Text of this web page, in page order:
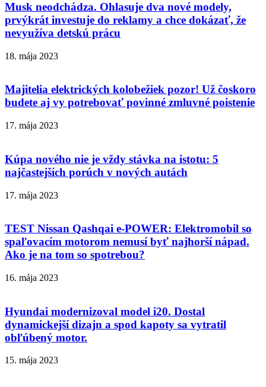
Musk neodchádza. Ohlasuje dva nové modely,
prvýkrát investuje do reklamy a chce dokázať, že
nevyužíva detskú prácu
18. mája 2023
Majitelia elektrických kolobežiek pozor! Už čoskoro
budete aj vy potrebovať povinné zmluvné poistenie
17. mája 2023
Kúpa nového nie je vždy stávka na istotu: 5
najčastejších porúch v nových autách
17. mája 2023
TEST Nissan Qashqai e-POWER: Elektromobil so
spaľovacím motorom nemusí byť najhorší nápad.
Ako je na tom so spotrebou?
16. mája 2023
Hyundai modernizoval model i20. Dostal
dynamickejší dizajn a spod kapoty sa vytratil
obľúbený motor.
15. mája 2023